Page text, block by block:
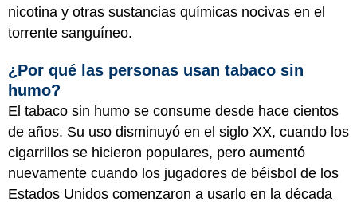
nicotina y otras sustancias químicas nocivas en el
torrente sanguíneo.
¿Por qué las personas usan tabaco sin
humo?
El tabaco sin humo se consume desde hace cientos
de años. Su uso disminuyó en el siglo XX, cuando los
cigarrillos se hicieron populares, pero aumentó
nuevamente cuando los jugadores de béisbol de los
Estados Unidos comenzaron a usarlo en la década